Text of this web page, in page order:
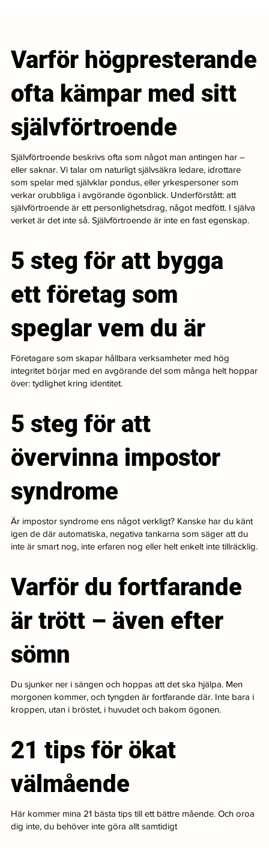
Varför högpresterande
ofta kämpar med sitt
självförtroende
Självförtroende beskrivs ofta som något man antingen har –
eller saknar. Vi talar om naturligt självsäkra ledare, idrottare
som spelar med självklar pondus, eller yrkespersoner som
verkar orubbliga i avgörande ögonblick. Underförstått: att
självförtroende är ett personlighetsdrag, något medfött. I själva
verket är det inte så. Självförtroende är inte en fast egenskap.
5 steg för att bygga
ett företag som
speglar vem du är
Företagare som skapar hållbara verksamheter med hög
integritet börjar med en avgörande del som många helt hoppar
över: tydlighet kring identitet.
5 steg för att
övervinna impostor
syndrome
Är impostor syndrome ens något verkligt? Kanske har du känt
igen de där automatiska, negativa tankarna som säger att du
inte är smart nog, inte erfaren nog eller helt enkelt inte tillräcklig.
Varför du fortfarande
är trött – även efter
sömn
Du sjunker ner i sängen och hoppas att det ska hjälpa. Men
morgonen kommer, och tyngden är fortfarande där. Inte bara i
kroppen, utan i bröstet, i huvudet och bakom ögonen.
21 tips för ökat
välmående
Här kommer mina 21 bästa tips till ett bättre mående. Och oroa
dig inte, du behöver inte göra allt samtidigt